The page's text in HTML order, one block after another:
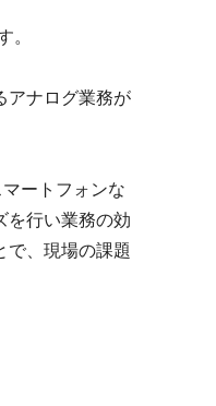
。
アナログ業務が
ートフォンな
を行い業務の効
で、現場の課題